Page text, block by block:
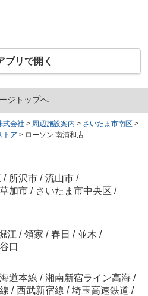
プリで開く
ジトップへ
式会社 > 周辺施設案内 > さいたま市南区 >
トア > ローソン 南浦和店
/ 所沢市 / 流山市 /
草加市 / さいたま市中央区 /
江 / 領家 / 春日 / 並木 /
口
道本線 / 湘南新宿ライン高海 /
/ 西武新宿線 / 埼玉高速鉄道 /